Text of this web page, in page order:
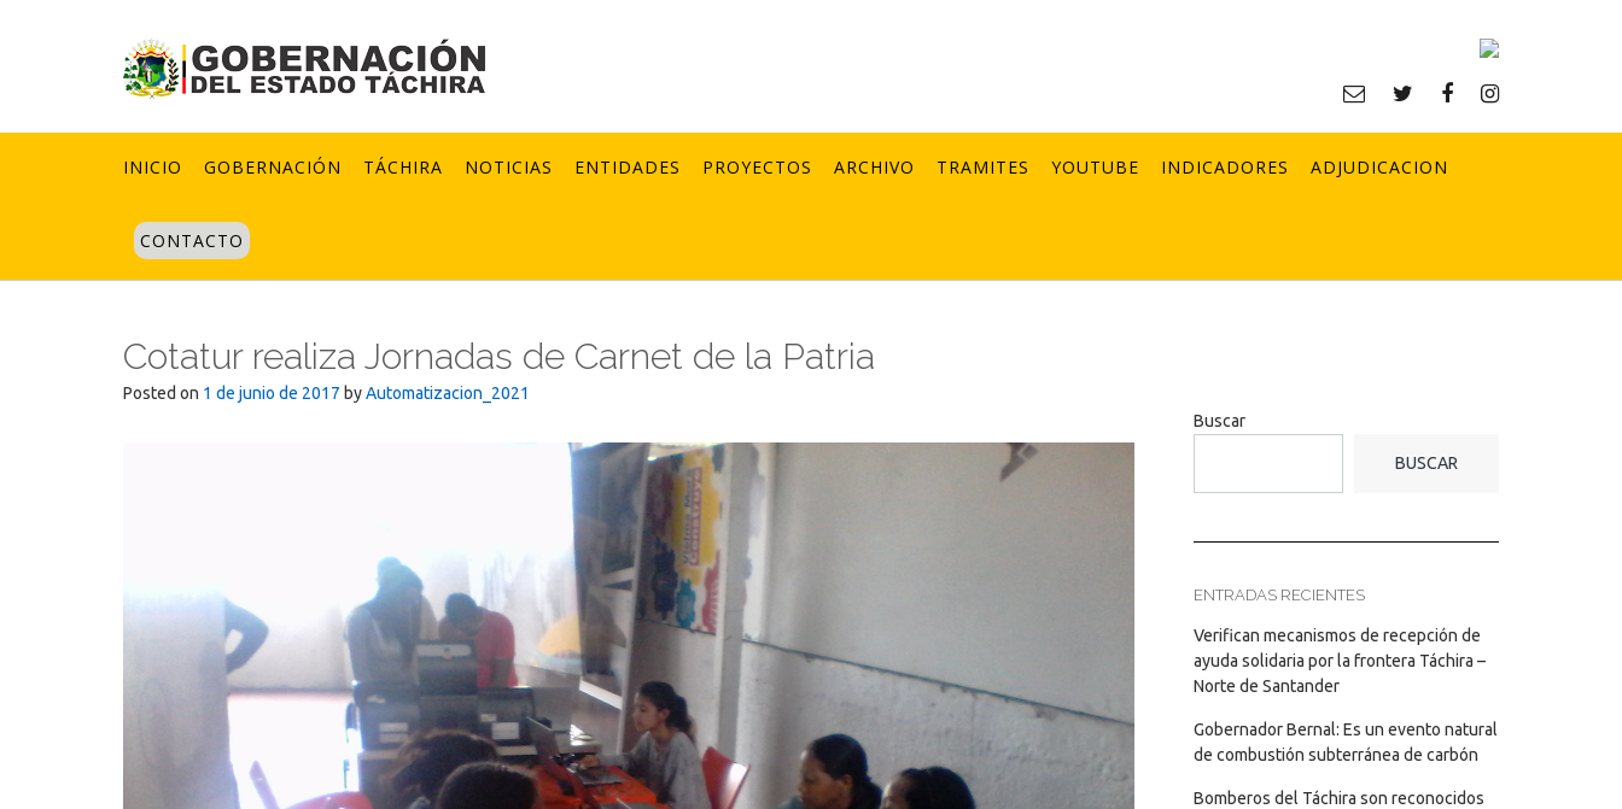
INICIO GOBERNACIÓN TÁCHIRA NOTICIAS ENTIDADES PROYECTOS ARCHIVO TRAMITES YOUTUBE INDICADORES ADJUDICACION
CONTACTO
Cotatur realiza Jornadas de Carnet de la Patria
Posted on 1 de junio de 2017 byAutomatizacion_2021
Buscar
BUSCAR
ENTRADAS RECIENTES
Verifican mecanismos de recepción de
ayuda solidaria por la frontera Táchira –
Norte de Santander
Gobernador Bernal: Es un evento natural
de combustión subterránea de carbón
Bomberos del Táchira son reconocidos